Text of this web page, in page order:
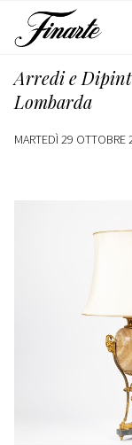
Arredi e
Lombarda
MARTEDÌ 29 OTTOBRE